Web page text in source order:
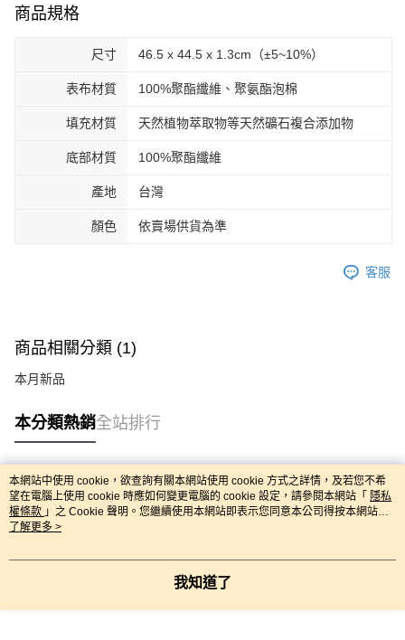
商品規格
尺寸 46.5 x 44.5 x 1.3cm（±5~10%）
表布材質 100%聚酯纖維、聚氨酯泡棉
填充材質 天然植物萃取物等天然礦石複合添加物
底部材質 100%聚酯纖維
產地 台灣
顏色 依賣場供貨為準
客服
商品相關分類 (1)
本月新品
本分類熱銷全站排行
熱門標籤
本網站中使用 cookie，欲查詢有關本網站使用 cookie 方式之詳情，及若您不希
望在電腦上使用 cookie 時應如何變更電腦的 cookie 設定，請參閱本網站「 隱私
權條款 」之 Cookie 聲明。您繼續使用本網站即表示您同意本公司得按本網站使
用條款之 Cookie 聲明使用 cookie。
了解更多 >
我知道了